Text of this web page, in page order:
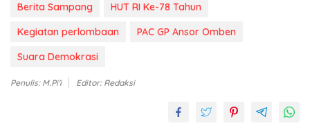
Berita Sampang
HUT RI Ke-78 Tahun
Kegiatan perlombaan
PAC GP Ansor Omben
Suara Demokrasi
Penulis: M.Pi'i Editor: Redaksi